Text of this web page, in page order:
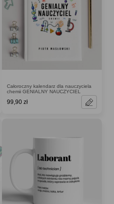
Całoroczny kalendarz dla nauczyciela
chemii GENIALNY NAUCZYCIEL
99,90 zł